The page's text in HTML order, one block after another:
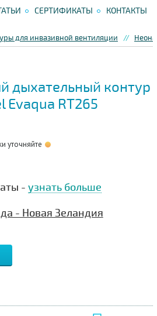
СЕРТИФИКАТЫ КОНТАКТЫ
для инвазивной вентиляции
дыхательный контур
Evaqua RT265
уточняйте
- узнать больше
- Новая Зеландия